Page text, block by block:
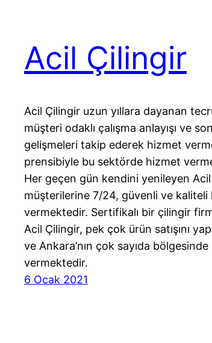
Acil Çilingir
Acil Çilingir uzun yıllara dayanan
müşteri odaklı çalışma anlayışı ve son
gelişmeleri takip ederek hizmet
prensibiyle bu sektörde hizmet
Her geçen gün kendini yenileyen
müşterilerine 7/24, güvenli ve kaliteli
vermektedir. Sertifikalı bir çilingir
Acil Çilingir, pek çok ürün satışını
ve Ankara’nın çok sayıda
vermektedir.
6 Ocak 2021